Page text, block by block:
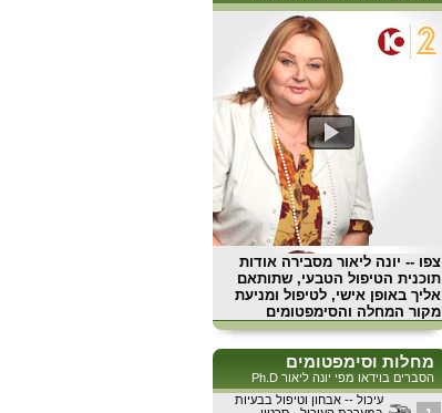
צפו -- יונה ליאור מסבירה אודות
תוכנית הטיפול הטבעי, שתותאם
אליך באופן אישי, לטיפול ומניעת
מקור המחלה והסימפטומים
מחלות וסימפטומים
הסברים בוידאו מפי יונה ליאור Ph.D
עיכול -- אבחון וטיפול בבעיות